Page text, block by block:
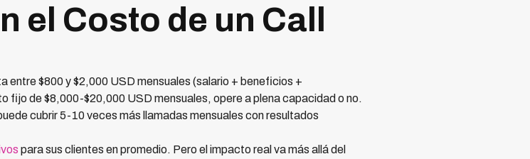
Costo de un Call
$800 y $2,000 USD mensuales (salario + beneficios +
fijo de $8,000-$20,000 USD mensuales, opere a plena capacidad o no.
cubrir 5-10 veces más llamadas mensuales con resultados
para sus clientes en promedio. Pero el impacto real va más allá del